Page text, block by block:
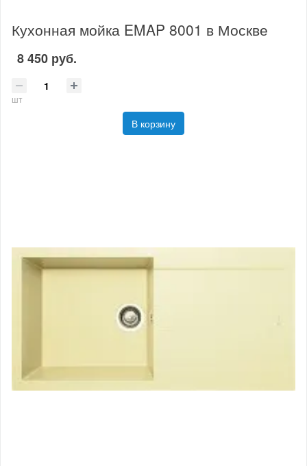
Кухонная мойка EMAP 8001 в Москве
8 450 руб.
шт
В корзину